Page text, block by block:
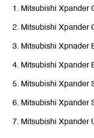
Mitsubishi Xpander
Mitsubishi Xpander
Mitsubishi Xpnader
Mitsubishi Xpander
Mitsubishi Xpander
Mitsubishi Xpander
Mitsubishi Xpander